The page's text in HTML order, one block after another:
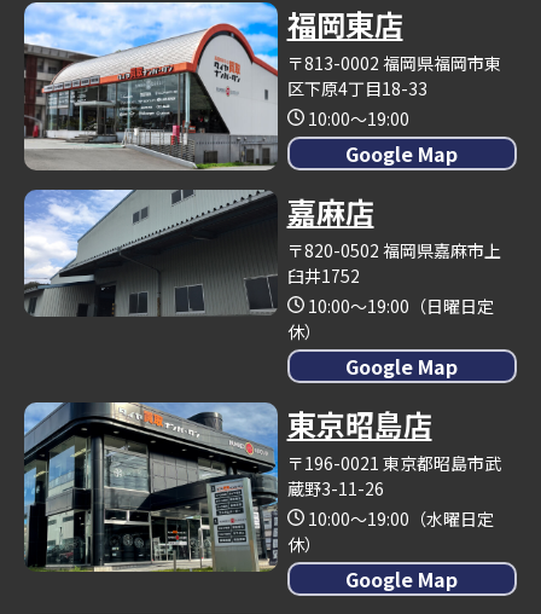
福岡東店
〒813-0002 福岡県福岡市東
区下原4丁目18-33
10:00～19:00
Google Map
嘉麻店
〒820-0502 福岡県嘉麻市上
臼井1752
10:00～19:00（日曜日定
休）
Google Map
東京昭島店
〒196-0021 東京都昭島市武
蔵野3-11-26
10:00～19:00（水曜日定
休）
Google Map